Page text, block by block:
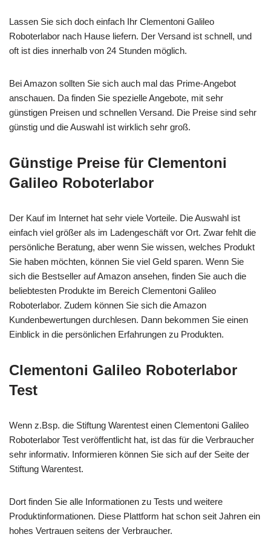
Lassen Sie sich doch einfach Ihr Clementoni Galileo
Roboterlabor nach Hause liefern. Der Versand ist schnell, und
oft ist dies innerhalb von 24 Stunden möglich.
Bei Amazon sollten Sie sich auch mal das Prime-Angebot
anschauen. Da finden Sie spezielle Angebote, mit sehr
günstigen Preisen und schnellen Versand. Die Preise sind sehr
günstig und die Auswahl ist wirklich sehr groß.
Günstige Preise für Clementoni
Galileo Roboterlabor
Der Kauf im Internet hat sehr viele Vorteile. Die Auswahl ist
einfach viel größer als im Ladengeschäft vor Ort. Zwar fehlt die
persönliche Beratung, aber wenn Sie wissen, welches Produkt
Sie haben möchten, können Sie viel Geld sparen. Wenn Sie
sich die Bestseller auf Amazon ansehen, finden Sie auch die
beliebtesten Produkte im Bereich Clementoni Galileo
Roboterlabor. Zudem können Sie sich die Amazon
Kundenbewertungen durchlesen. Dann bekommen Sie einen
Einblick in die persönlichen Erfahrungen zu Produkten.
Clementoni Galileo Roboterlabor
Test
Wenn z.Bsp. die Stiftung Warentest einen Clementoni Galileo
Roboterlabor Test veröffentlicht hat, ist das für die Verbraucher
sehr informativ. Informieren können Sie sich auf der Seite der
Stiftung Warentest.
Dort finden Sie alle Informationen zu Tests und weitere
Produktinformationen. Diese Plattform hat schon seit Jahren ein
hohes Vertrauen seitens der Verbraucher.